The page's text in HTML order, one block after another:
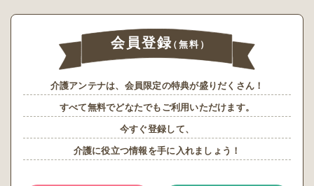
会員登録（無料）
介護アンテナは、会員限定の特典が盛りだくさん！
すべて無料でどなたでもご利用いただけます。
今すぐ登録して、
介護に役立つ情報を手に入れましょう！